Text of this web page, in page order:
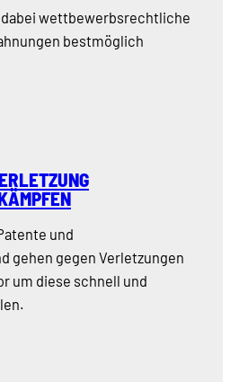
wettbewerbsrechtliche
bestmöglich
und
gehen gegen Verletzungen
um diese schnell und